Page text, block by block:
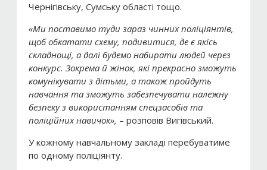
Чернігівську, Сумську області тощо.
«Ми поставимо туди зараз чинних поліціянтів,
щоб обкатати схему, подивитися, де є якісь
складнощі, а далі будемо набирати людей через
конкурс. Зокрема й жінок, які прекрасно зможуть
комунікувати з дітьми, а також пройдуть
навчання та зможуть забезпечувати належну
безпеку з використанням спецзасобів та
поліційних навичок», – розповів Вигівський.
У кожному навчальному закладі перебуватиме
по одному поліціянту.